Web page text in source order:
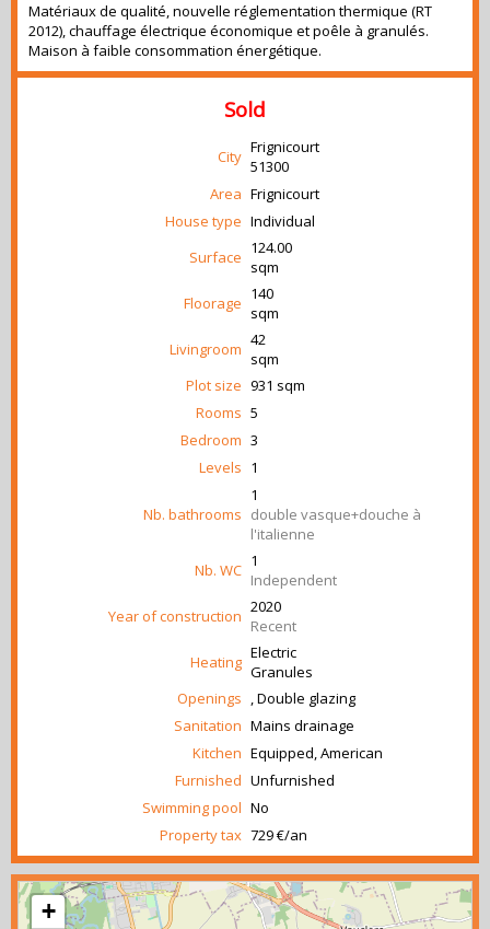
Matériaux de qualité, nouvelle réglementation thermique (RT
2012), chauffage électrique économique et poêle à granulés.
Maison à faible consommation énergétique.
Sold
City Frignicourt
51300
Area Frignicourt
House type Individual
Surface 124.00
sqm
Floorage 140
sqm
Livingroom 42
sqm
Plot size 931 sqm
Rooms 5
Bedroom 3
Levels 1
Nb. bathrooms
1
double vasque+douche à
l'italienne
Nb. WC 1
Independent
Year of construction 2020
Recent
Heating Electric
Granules
Openings , Double glazing
Sanitation Mains drainage
Kitchen Equipped, American
Furnished Unfurnished
Swimming pool No
Property tax 729 €/an
+